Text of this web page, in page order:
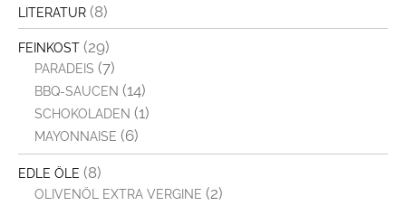
LITERATUR (8)
FEINKOST (29)
PARADEIS (7)
BBQ-SAUCEN (14)
SCHOKOLADEN (1)
MAYONNAISE (6)
EDLE ÖLE (8)
OLIVENÖL EXTRA VERGINE (2)